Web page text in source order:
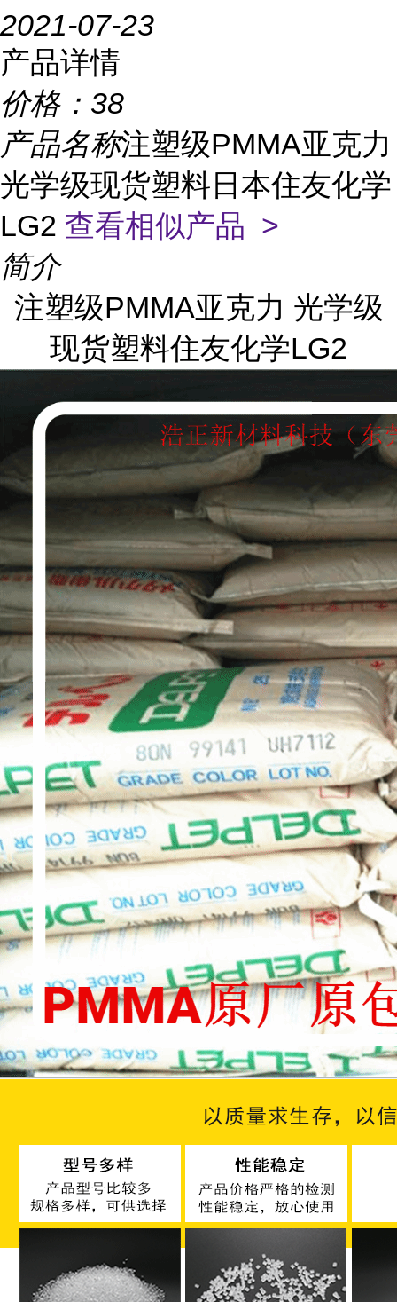
2021-07-23
产品详情
价格： 38
产品名称注塑级PMMA亚克力
光学级现货塑料日本住友化学
LG2 查看相似产品 >
简介
注塑级PMMA亚克力 光学级
现货塑料住友化学LG2